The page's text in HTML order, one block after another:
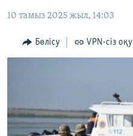
Skip
Search
ӘЛЕМ
ЖАЗЫЛЫҢЫЗ
10 тамыз 2025 жыл, 14:03
Бөлісу VPN-сіз оқу